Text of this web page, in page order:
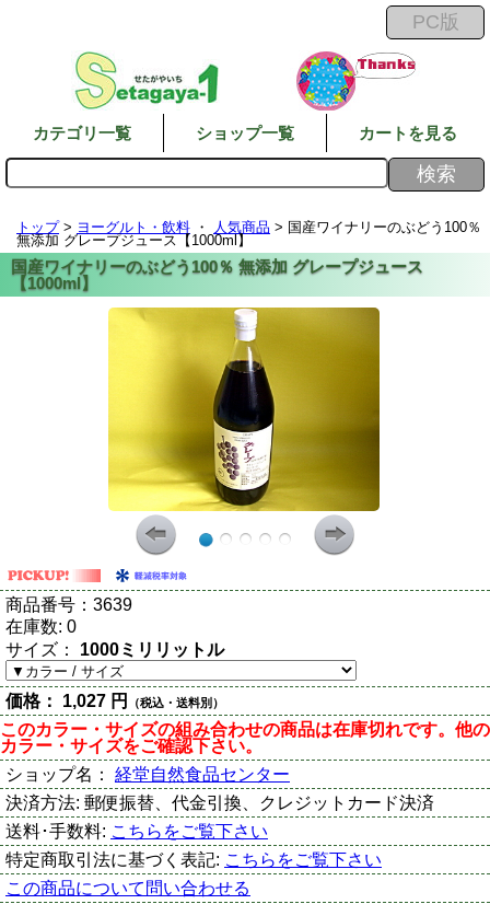
カテゴリ一覧 ショップ一覧 カートを見る
トップ> ヨーグルト・飲料 ・ 人気商品 > 国産ワイナリーのぶどう100％
無添加 グレープジュース【1000ml】
商品番号： 3639
在庫数: 0
サイズ： 1000ミリリットル
価格： 1,027 円 （税込・送料別）
このカラー・サイズの組み合わせの商品は在庫切れです。他の
カラー・サイズをご確認下さい。
ショップ名： 経堂自然食品センター
決済方法: 郵便振替、代金引換、クレジットカード決済
送料･手数料: こちらをご覧下さい
特定商取引法に基づく表記: こちらをご覧下さい
この商品について問い合わせる